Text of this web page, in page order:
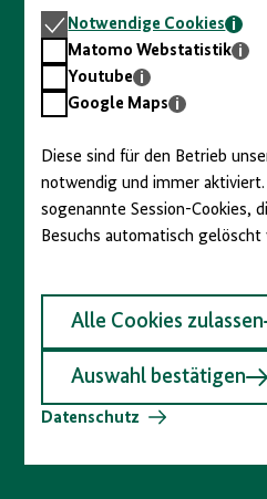
Notwendige
Cookies
Notwendige Cookies
Matomo
Webstatistik
Matomo Webstatistik
Youtube
Youtube
GoogleGoogle Maps
Diese sind für den Betrieb
notwendig und immer aktiviert.
sogenannte Session-Cookies,
Besuchs automatisch gelöscht
Alle Cookies zulassen
Auswahl bestätigen
Datenschutz